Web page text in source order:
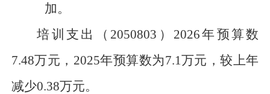
加。
培训支出
（ 2050803 ） 2026年预算数
7.48万元， 2025年预算数为7.1万元，较上年
减少0.38万元。